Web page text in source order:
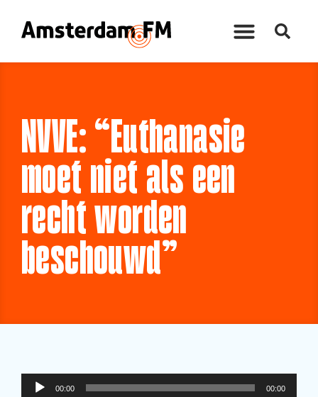
NVVE: “Euthanasie
moet niet als een
recht worden
beschouwd”
Audiospeler
00:00 00:00